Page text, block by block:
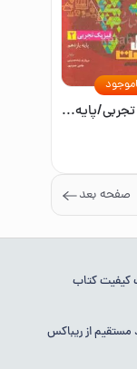
فیزیک ۲ تجربی/پایه یازدهم
صفحه بعد
کیفیت کتاب
مستقیم از ریباکس